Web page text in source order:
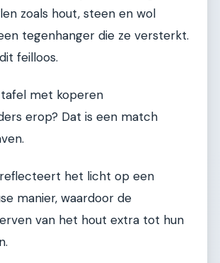
zoals hout, steen en wol
tegenhanger die ze versterkt.
feilloos.
met koperen
erop? Dat is een match
het licht op een
manier, waardoor de
van het hout extra tot hun